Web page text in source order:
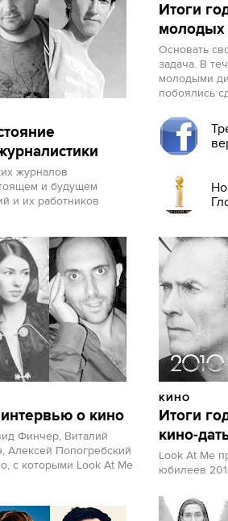
журналов
и будущем
и их работников
Итоги
молодых
Основать
задача. В
молодыми
побоялись
о кино
Финчер, Виталий
Алексей Попогребский
с которыми Look At Me
КИНО
Итоги
кино-
Look At Me
юбилеев